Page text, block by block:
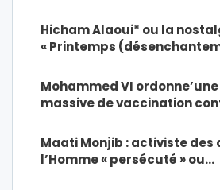
Hicham Alaoui* ou la
« Printemps
Mohammed VI
massive de vaccination
Maati Monjib : activiste des
l’Homme « persécuté » ou…